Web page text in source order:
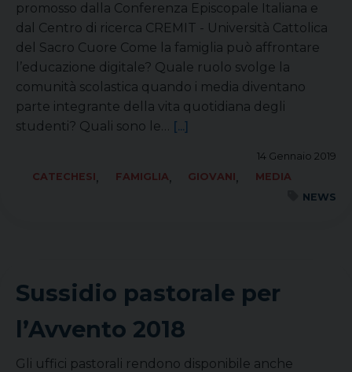
promosso dalla Conferenza Episcopale Italiana e
dal Centro di ricerca CREMIT - Università Cattolica
del Sacro Cuore Come la famiglia può affrontare
l’educazione digitale? Quale ruolo svolge la
comunità scolastica quando i media diventano
parte integrante della vita quotidiana degli
studenti? Quali sono le… [...]
14 Gennaio 2019
CATECHESI, FAMIGLIA, GIOVANI,
MEDIA
NEWS
Sussidio pastorale per
l’Avvento 2018
Gli uffici pastorali rendono disponibile anche